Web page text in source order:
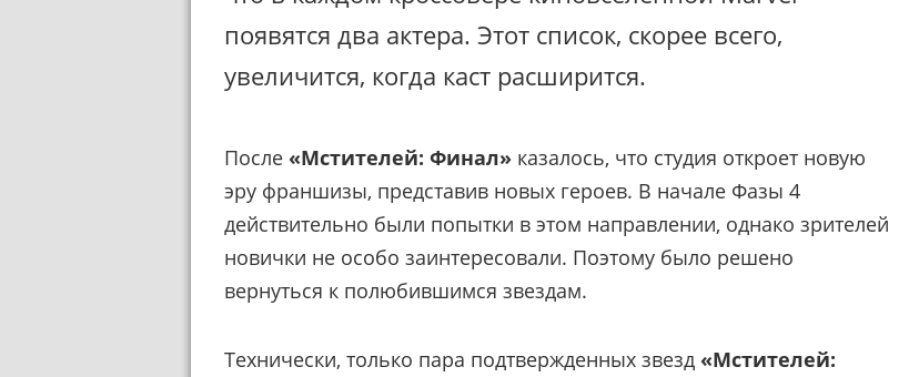
появятся два актера. Этот список, скорее всего,
увеличится, когда каст расширится.
После «Мстителей: Финал» казалось, что студия откроет новую
эру франшизы, представив новых героев. В начале Фазы 4
действительно были попытки в этом направлении, однако зрителей
новички не особо заинтересовали. Поэтому было решено
вернуться к полюбившимся звездам.
Технически, только пара подтвержденных звезд «Мстителей: